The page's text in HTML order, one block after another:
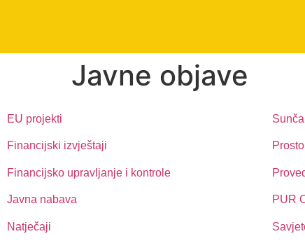
Javne objave
EU projekti
Financijski izvještaji
Financijsko upravljanje i kontrole
Javna nabava
Natječaji
PUR